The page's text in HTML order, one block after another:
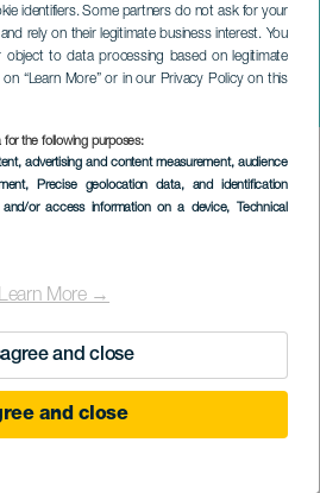
identifiers. Some partners do not ask for your
rely on their legitimate business interest. You
to data processing based on legitimate
“Learn More” or in our Privacy Policy on this
the following purposes:
advertising and content measurement, audience
, Precise geolocation data, and identification
or access information on a device, Technical
Learn More →
and close
and close